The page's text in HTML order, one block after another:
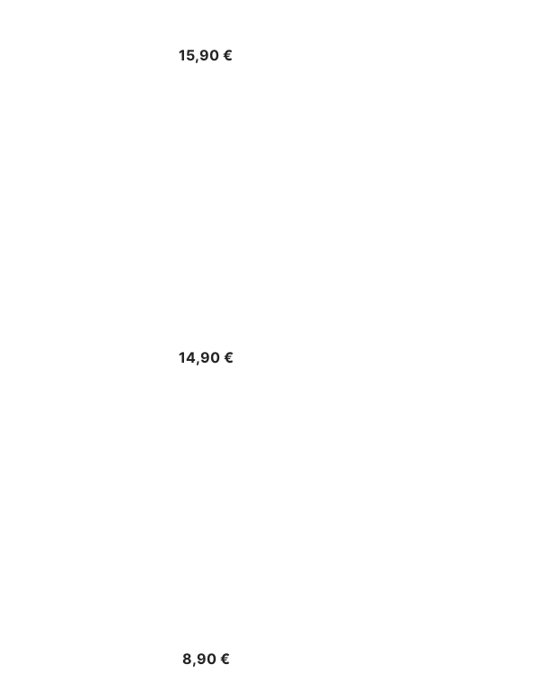
15,90 €
14,90 €Precio
8,90 €Precio